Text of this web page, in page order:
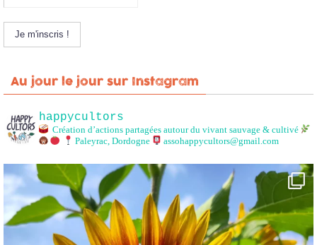
Au jour le jour sur Instagram
happycultors
Création d’actions partagées autour du vivant sauvage & cultivé
Paleyrac, Dordogne
assohappycultors@gmail.com